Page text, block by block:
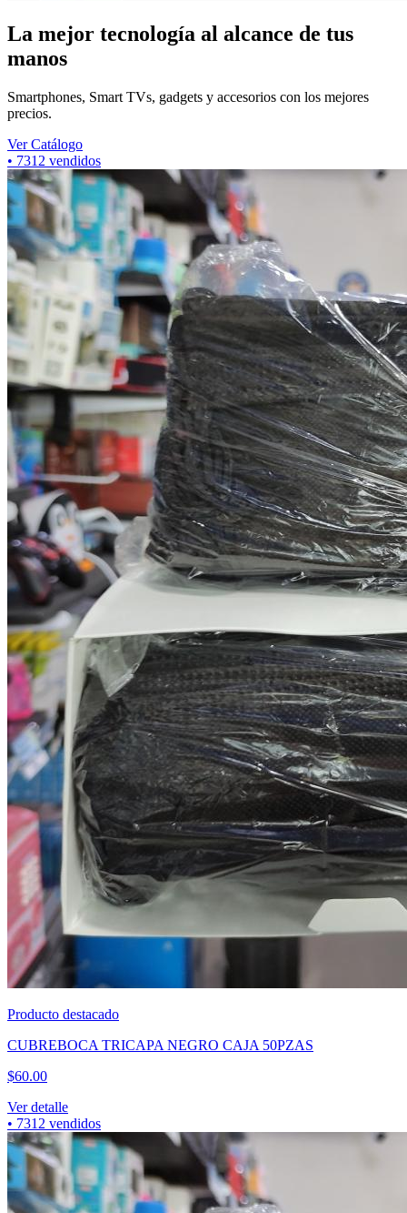
La mejor tecnología al alcance de tus
manos
Smartphones, Smart TVs, gadgets y accesorios con los mejores
precios.
Ver Catálogo
• 7312 vendidos
Producto destacado
CUBREBOCA TRICAPA NEGRO CAJA 50PZAS
$60.00
Ver detalle
• 7312 vendidos